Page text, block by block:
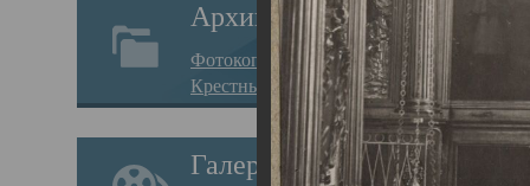
Архив
Фотокопии дел
Крестные ходы
Галерея